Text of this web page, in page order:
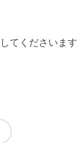
てくださいま